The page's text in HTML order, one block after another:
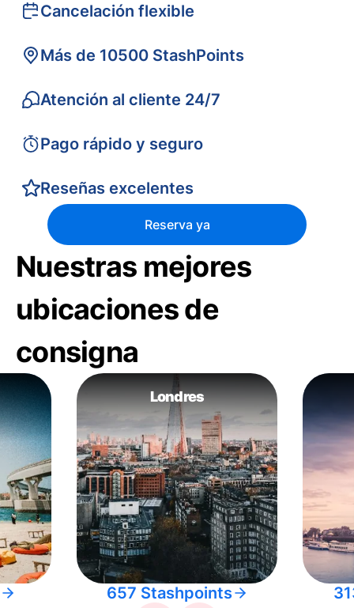
Cancelación flexible
Más de 10500 StashPoints
Atención al cliente 24/7
Pago rápido y seguro
Reseñas excelentes
Reserva ya
Nuestras mejores
ubicaciones de
consigna
Londres
657 Stashpoints